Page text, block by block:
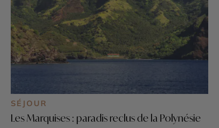
SÉJOUR
Les Marquises : paradis reclus de la Polynésie